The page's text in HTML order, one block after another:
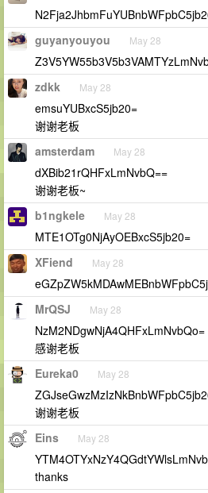
guyanyouyou May 28
zdkk May 28
emsuYUBxcS5jb20=
谢谢老板
amsterdam May 28
dXBib21rQHFxLmNvbQ==
谢谢老板~
b1ngkele May 28
MTE1OTg0NjAyOEBxcS5jb20=
XFiend May 28
MrQSJ May 28
NzM2NDgwNjA4QHFxLmNvbQo=
感谢老板
Eureka0 May 28
谢谢老板
Eins May 28
thanks